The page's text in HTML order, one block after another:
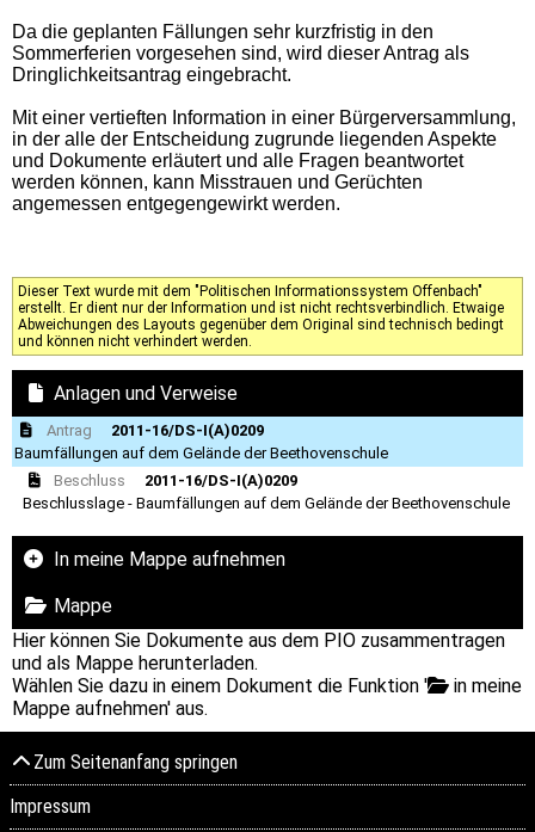
Da die geplanten Fällungen sehr kurzfristig in den
Sommerferien vorgesehen sind, wird dieser Antrag als
Dringlichkeitsantrag eingebracht.
Mit einer vertieften Information in einer Bürgerversammlung,
in der alle der Entscheidung zugrunde liegenden Aspekte
und Dokumente erläutert und alle Fragen beantwortet
werden können, kann Misstrauen und Gerüchten
angemessen entgegengewirkt werden.
Dieser Text wurde mit dem "Politischen Informationssystem Offenbach"
erstellt. Er dient nur der Information und ist nicht rechtsverbindlich. Etwaige
Abweichungen des Layouts gegenüber dem Original sind technisch bedingt
und können nicht verhindert werden.
Anlagen und Verweise
Antrag
2011-16/DS-I(A)0209
Baumfällungen auf dem Gelände der Beethovenschule
Beschluss
2011-16/DS-I(A)0209
Beschlusslage - Baumfällungen auf dem Gelände der Beethovenschule
In meine Mappe aufnehmen
Mappe
Hier können Sie Dokumente aus dem PIO zusammentragen
und als Mappe herunterladen.
Wählen Sie dazu in einem Dokument die Funktion '
in meine
Mappe aufnehmen' aus.
Zum Seitenanfang springen
Impressum